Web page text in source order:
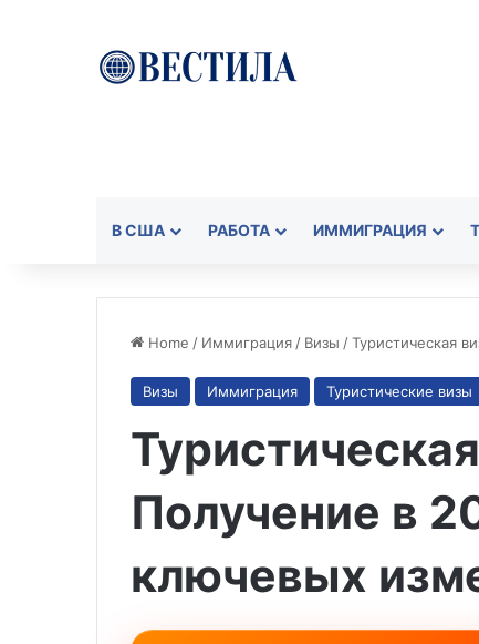
В США РАБОТА ИММИГРАЦИЯ
Home / Иммиграция / Визы /Туристическая
Визы Иммиграция Туристические визы
Получение в
ключевых